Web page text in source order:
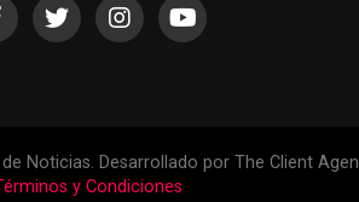
Noticias. Desarrollado por The Client
y Condiciones